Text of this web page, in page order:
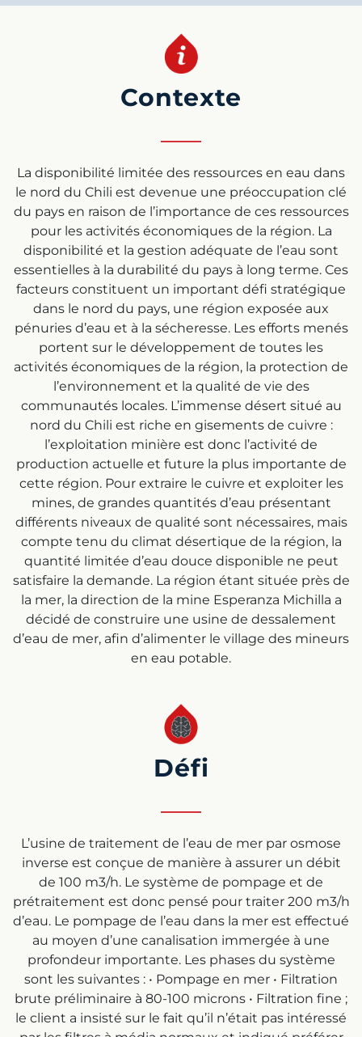
Contexte
La disponibilité limitée des ressources en eau dans
le nord du Chili est devenue une préoccupation clé
du pays en raison de l’importance de ces ressources
pour les activités économiques de la région. La
disponibilité et la gestion adéquate de l’eau sont
essentielles à la durabilité du pays à long terme. Ces
facteurs constituent un important défi stratégique
dans le nord du pays, une région exposée aux
pénuries d’eau et à la sécheresse. Les efforts menés
portent sur le développement de toutes les
activités économiques de la région, la protection de
l’environnement et la qualité de vie des
communautés locales. L’immense désert situé au
nord du Chili est riche en gisements de cuivre :
l’exploitation minière est donc l’activité de
production actuelle et future la plus importante de
cette région. Pour extraire le cuivre et exploiter les
mines, de grandes quantités d’eau présentant
différents niveaux de qualité sont nécessaires, mais
compte tenu du climat désertique de la région, la
quantité limitée d’eau douce disponible ne peut
satisfaire la demande. La région étant située près de
la mer, la direction de la mine Esperanza Michilla a
décidé de construire une usine de dessalement
d’eau de mer, afin d’alimenter le village des mineurs
en eau potable.
Défi
L’usine de traitement de l’eau de mer par osmose
inverse est conçue de manière à assurer un débit
de 100 m3/h. Le système de pompage et de
prétraitement est donc pensé pour traiter 200 m3/h
d’eau. Le pompage de l’eau dans la mer est effectué
au moyen d’une canalisation immergée à une
profondeur importante. Les phases du système
sont les suivantes : • Pompage en mer • Filtration
brute préliminaire à 80-100 microns • Filtration fine ;
le client a insisté sur le fait qu’il n’était pas intéressé